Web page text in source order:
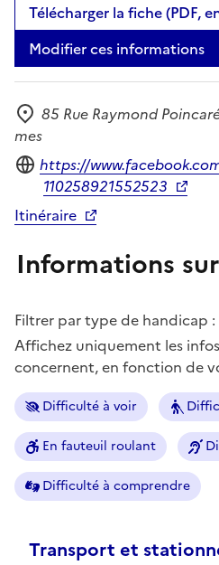
Télécharger la fiche (PDF,
Modifier ces informations
Adresse
85 Rue Raymond
mes
Site internet
https://
110258921552523
Itinéraire
Informations
Filtrer par type de handicap :
Affichez uniquement les
concernent, en fonction de
Difficulté à voir
En fauteuil roulant
Difficulté à comprendre
Transport et